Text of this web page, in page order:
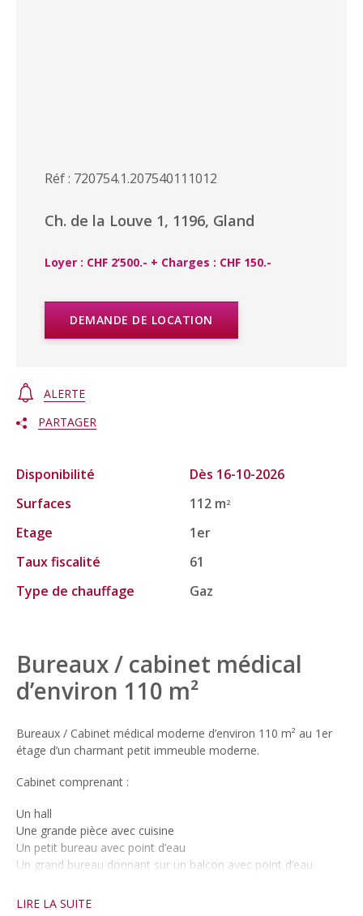
Réf : 720754.1.207540111012
Ch. de la Louve 1, 1196, Gland
Loyer : CHF 2’500.- + Charges : CHF 150.-
DEMANDE DE LOCATION
ALERTE
PARTAGER
Disponibilité
Dès 16-10-2026
Surfaces
112 m2
Etage
1er
Taux fiscalité
61
Type de chauffage
Gaz
Bureaux / cabinet médical
d’environ 110 m²
Bureaux / Cabinet médical moderne d’environ 110 m² au 1er
étage d’un charmant petit immeuble moderne.
Cabinet comprenant :
Un hall
Une grande pièce avec cuisine
Un petit bureau avec point d’eau
Un grand bureau donnant sur un balcon avec point d’eau
Deux WC
LIRE LA SUITE